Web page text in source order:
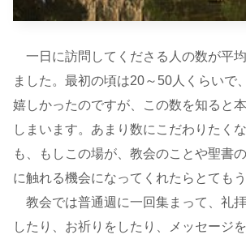
一日に訪問してくださる人の数が平
ました。最初の頃は20～50人くらいで
嬉しかったのですが、この数を知ると
しまいます。あまり数にこだわりたく
も、もしこの場が、教会のことや聖書
に触れる機会になってくれたらとても
教会では普通週に一回集まって、礼
したり、お祈りをしたり、メッセージ